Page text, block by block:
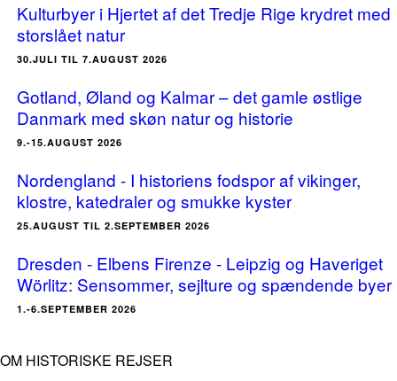
Kulturbyer i Hjertet af det Tredje Rige krydret med
storslået natur
30.JULI TIL 7.AUGUST 2026
Gotland, Øland og Kalmar – det gamle østlige
Danmark med skøn natur og historie
9.-15.AUGUST 2026
Nordengland - I historiens fodspor af vikinger,
klostre, katedraler og smukke kyster
25.AUGUST TIL 2.SEPTEMBER 2026
Dresden - Elbens Firenze - Leipzig og Haveriget
Wörlitz: Sensommer, sejlture og spændende byer
1.-6.SEPTEMBER 2026
OM HISTORISKE REJSER